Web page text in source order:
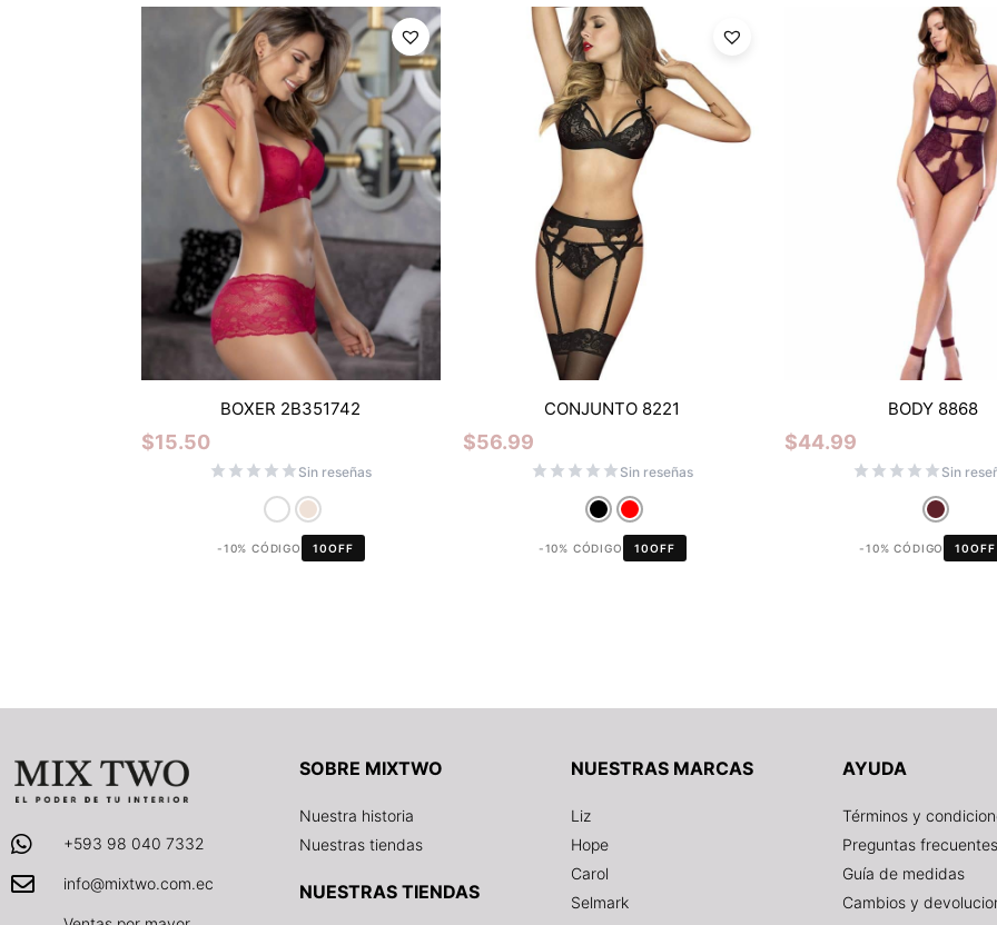
BOXER 2B351742
$15.50
Sin reseñas
-10% CÓDIGO 10OFF
CONJUNTO 8221
$56.99
Sin reseñas
-10% CÓDIGO 10OFF
BODY 8868
$44.99
Sin
-10% CÓDIGO 10OFF
+593 98 040 7332
info@mixtwo.com.ec
SOBRE MIXTWO
Nuestra historia
Nuestras tiendas
NUESTRAS TIENDAS
NUESTRAS MARCAS
Liz
Hope
Carol
Selmark
AYUDA
Términos y
Preguntas frecuentes
Guía de medidas
Cambios y